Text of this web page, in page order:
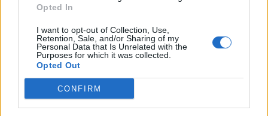
Opted In
I want to opt-out of Collection, Use,
Retention, Sale, and/or Sharing of my
Personal Data that Is Unrelated with the
Purposes for which it was collected.
Opted Out
CONFIRM